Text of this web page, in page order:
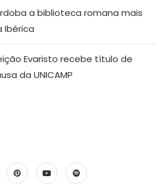
a biblioteca romana mais
Ibérica
Evaristo recebe título de
da UNICAMP